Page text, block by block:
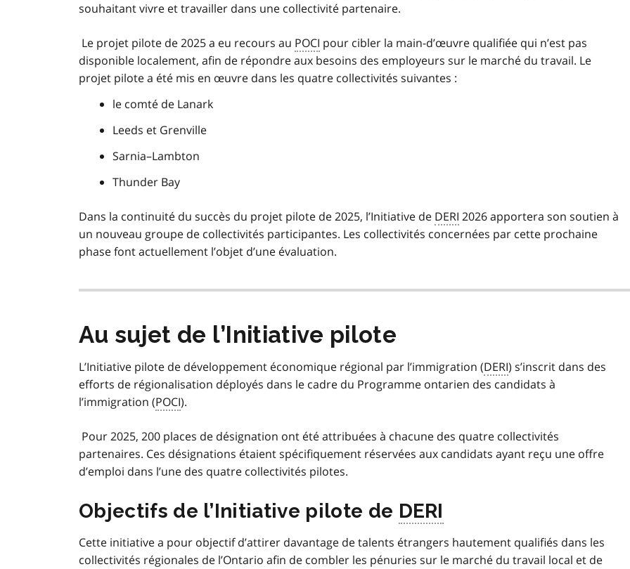
souhaitant vivre et travailler dans une collectivité partenaire.
Le projet pilote de 2025 a eu recours au POCI pour cibler la main-d’œuvre qualifiée qui n’est pas
disponible localement, afin de répondre aux besoins des employeurs sur le marché du travail. Le
projet pilote a été mis en œuvre dans les quatre collectivités suivantes :
le comté de Lanark
Leeds et Grenville
Sarnia–Lambton
Thunder Bay
Dans la continuité du succès du projet pilote de 2025, l’Initiative de DERI 2026 apportera son soutien à
un nouveau groupe de collectivités participantes. Les collectivités concernées par cette prochaine
phase font actuellement l’objet d’une évaluation.
Au sujet de l’Initiative pilote
L’Initiative pilote de développement économique régional par l’immigration (DERI) s’inscrit dans des
efforts de régionalisation déployés dans le cadre du Programme ontarien des candidats à
l’immigration (POCI).
Pour 2025, 200 places de désignation ont été attribuées à chacune des quatre collectivités
partenaires. Ces désignations étaient spécifiquement réservées aux candidats ayant reçu une offre
d’emploi dans l’une des quatre collectivités pilotes.
Objectifs de l’Initiative pilote de DERI
Cette initiative a pour objectif d’attirer davantage de talents étrangers hautement qualifiés dans les
collectivités régionales de l’Ontario afin de combler les pénuries sur le marché du travail local et de